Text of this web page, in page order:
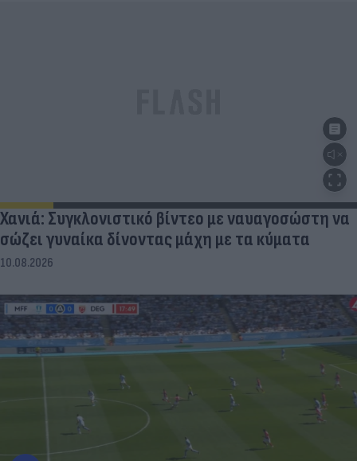
Χανιά: Συγκλονιστικό βίντεο με ναυαγοσώστη να
σώζει γυναίκα δίνοντας μάχη με τα κύματα
10.08.2026